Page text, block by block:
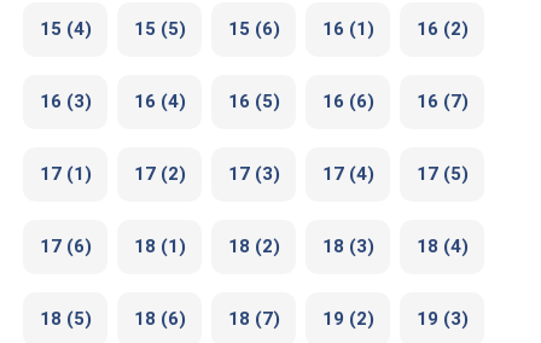
15 (4) 15 (5) 15 (6) 16 (1) 16 (2)
16 (3) 16 (4) 16 (5) 16 (6) 16 (7)
17 (1) 17 (2) 17 (3) 17 (4) 17 (5)
17 (6) 18 (1) 18 (2) 18 (3) 18 (4)
18 (5) 18 (6) 18 (7) 19 (2) 19 (3)